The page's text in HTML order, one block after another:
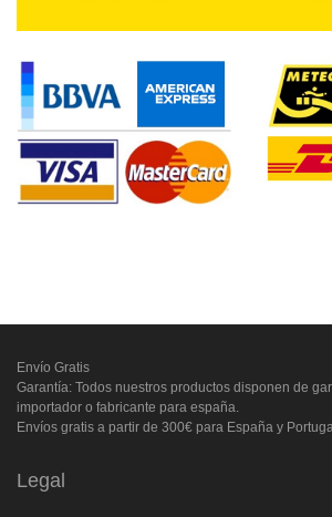
Envío Gratis
Garantía: Todos nuestros productos disponen de
importador o fabricante para españa.
Envíos gratis a partir de 300€ para España y
Legal